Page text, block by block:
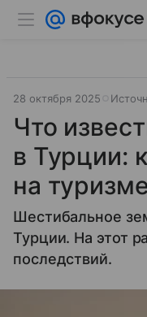
28 октября 2025
Что
в Турции:
на
Шестибальное
Турции. На этот
последствий.